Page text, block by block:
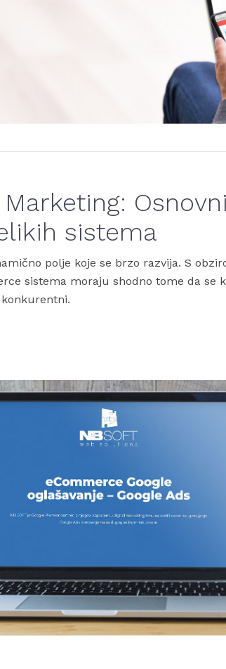
sistema
polje koje se brzo razvija. S
sistema moraju shodno tome da se